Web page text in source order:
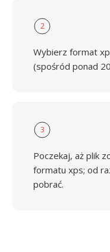
2
Wybierz format
(spośród ponad
3
Poczekaj, aż plik
formatu xps; od
pobrać.